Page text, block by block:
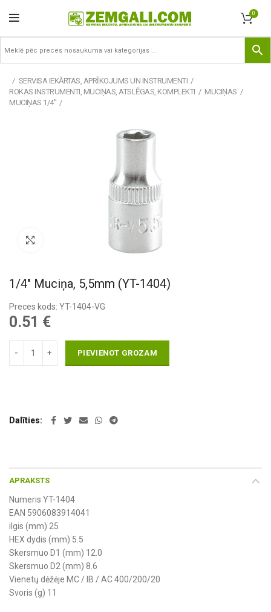
0
SERVISA IEKĀRTAS, APRĪKOJUMS UN INSTRUMENTI
ROKAS INSTRUMENTI, MUCIŅAS, ATSLĒGAS, KOMPLEKTI
MUCIŅAS
MUCIŅAS 1/4"
1/4″ Muciņa, 5,5mm (YT-1404)
Preces kods: YT-1404-VG
0.51 €
PIEVIENOT GROZAM
Dalīties
APRAKSTS
Numeris YT-1404
EAN 5906083914041
ilgis (mm) 25
HEX dydis (mm) 5.5
Skersmuo D1 (mm) 12.0
Skersmuo D2 (mm) 8.6
Vienetų dėžėje MC / IB / AC 400/200/20
Svoris (g) 11